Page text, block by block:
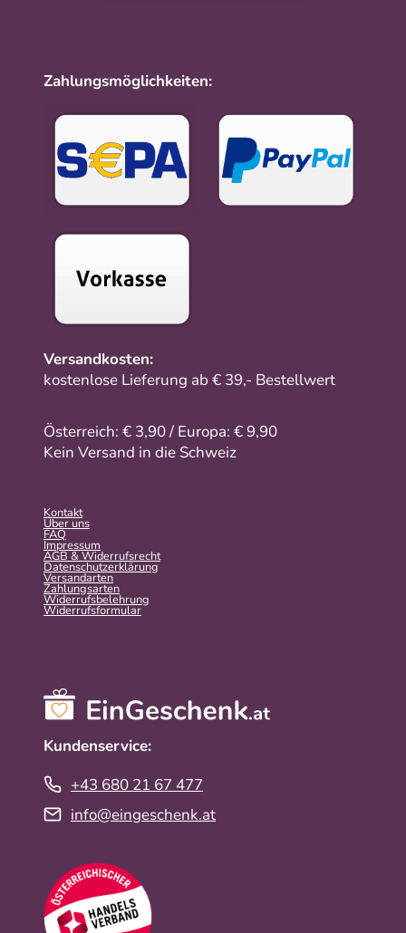
Zahlungsmöglichkeiten:
Versandkosten:
kostenlose Lieferung ab € 39,- Bestellwert
Österreich: € 3,90 / Europa: € 9,90
Kein Versand in die Schweiz
Kontakt
Über uns
FAQ
Impressum
AGB & Widerrufsrecht
Datenschutzerklärung
Versandarten
Zahlungsarten
Widerrufsbelehrung
Widerrufs­formular
Kundenservice:
+43 680 21 67 477
info@eingeschenk.at